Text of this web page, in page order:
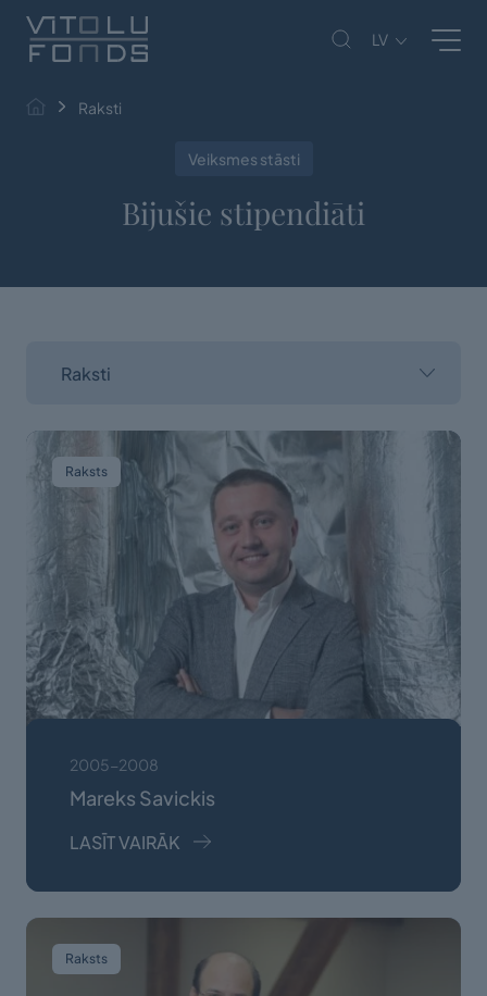
LV
Raksti
Veiksmes stāsti
Bijušie stipendiāti
Raksti
Raksts
2005-2008
Mareks Savickis
LASĪT VAIRĀK
Raksts